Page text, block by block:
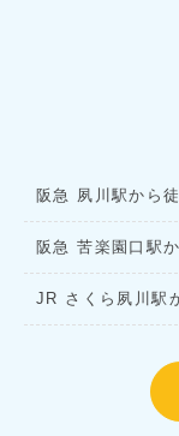
阪急 夙川駅から
阪急 苦楽園口駅
JR さくら夙川駅